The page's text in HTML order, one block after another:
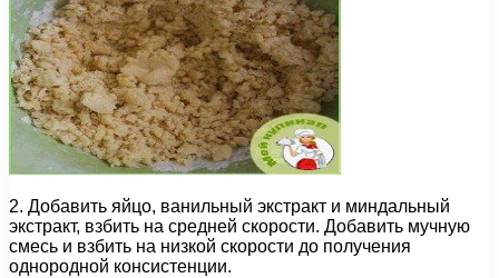
2. Добавить яйцо, ванильный экстракт и миндальный
экстракт, взбить на средней скорости. Добавить мучную
смесь и взбить на низкой скорости до получения
однородной консистенции.